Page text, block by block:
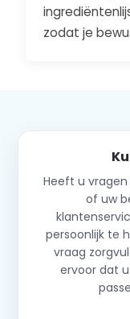
zodat je
Heeft u
of uw
persoonlijk te
vraag
ervoor dat